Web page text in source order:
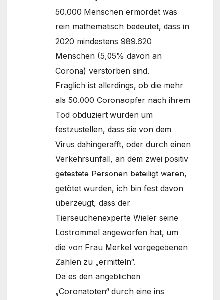
50.000 Menschen ermordet was
rein mathematisch bedeutet, dass in
2020 mindestens 989.620
Menschen (5,05% davon an
Corona) verstorben sind.
Fraglich ist allerdings, ob die mehr
als 50.000 Coronaopfer nach ihrem
Tod obduziert wurden um
festzustellen, dass sie von dem
Virus dahingerafft, oder durch einen
Verkehrsunfall, an dem zwei positiv
getestete Personen beteiligt waren,
getötet wurden, ich bin fest davon
überzeugt, dass der
Tierseuchenexperte Wieler seine
Lostrommel angeworfen hat, um
die von Frau Merkel vorgegebenen
Zahlen zu „ermitteln“.
Da es den angeblichen
„Coronatoten“ durch eine ins